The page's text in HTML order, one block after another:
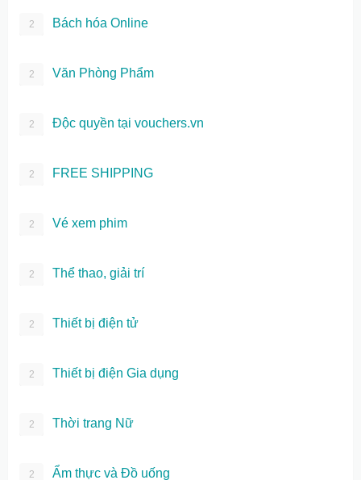
2 Bách hóa Online
2 Văn Phòng Phẩm
2 Độc quyền tại vouchers.vn
2 FREE SHIPPING
2 Vé xem phim
2 Thể thao, giải trí
2 Thiết bị điện tử
2 Thiết bị điện Gia dụng
2 Thời trang Nữ
2 Ẩm thực và Đồ uống